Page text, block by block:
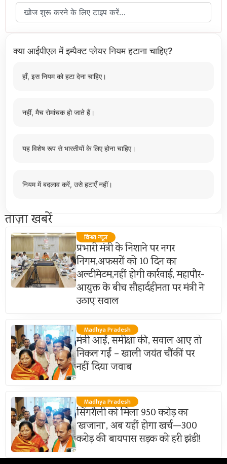
क्या आईपीएल में इम्पैक्ट प्लेयर नियम हटाना चाहिए?
हाँ, इस नियम को हटा देना चाहिए।
नहीं, मैच रोमांचक हो जाते हैं।
यह विशेष रूप से भारतीयों के लिए होना चाहिए।
नियम में बदलाव करें, उसे हटाएँ नहीं।
ताज़ा खबरें
विन्ध्य न्यूज़
प्रभारी मंत्री के निशाने पर नगर
निगम,अफसरों को 10 दिन का
अल्टीमेटम,नहीं होगी कार्रवाई, महापौर-
आयुक्त के बीच सौहार्दहीनता पर मंत्री ने
उठाए सवाल
Madhya Pradesh
मंत्री आईं, समीक्षा की, सवाल आए तो
निकल गईं – खाली जयंत चौंकीं पर
नहीं दिया जवाब
Madhya Pradesh
सिंगरौली को मिला 950 करोड़ का
‘खजाना’, अब यहीं होगा खर्च—300
करोड़ की बायपास सड़क को हरी झंडी!